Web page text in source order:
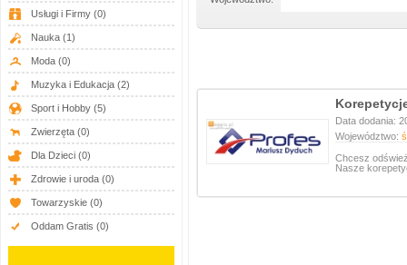
Usługi i Firmy (0)
Nauka (1)
Moda (0)
Muzyka i Edukacja (2)
Sport i Hobby (5)
Zwierzęta (0)
Dla Dzieci (0)
Zdrowie i uroda (0)
Towarzyskie (0)
Oddam Gratis (0)
Data dodania:
Województwo:
Chcesz
Nasze